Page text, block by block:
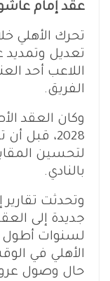
عقد إمام
تحرك الأهلي
تعديل وتمديد
اللاعب أحد
الفريق.
وكان العقد
2028، قبل
لتحسين
بالنادي.
وتحدثت
جديدة إلى
لسنوات أطول
الأهلي في
حال وصول